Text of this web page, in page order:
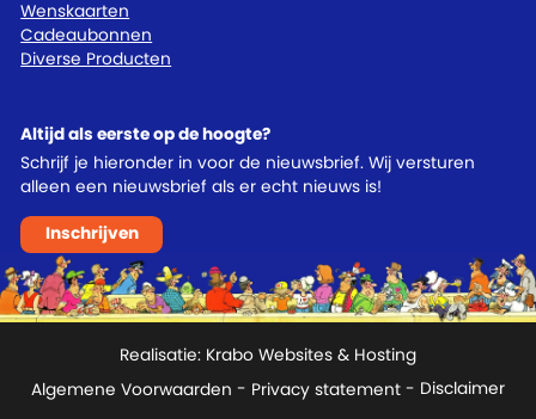
Wenskaarten
Cadeaubonnen
Diverse Producten
Altijd als eerste op de hoogte?
Schrijf je hieronder in voor de nieuwsbrief. Wij versturen
alleen een nieuwsbrief als er echt nieuws is!
Inschrijven
Realisatie: Krabo Websites & Hosting
Algemene Voorwaarden - Privacy statement - Disclaimer